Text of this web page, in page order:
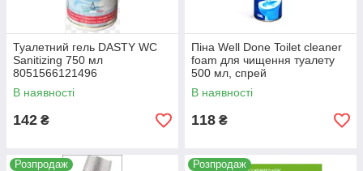
Туалетний гель DASTY WC
Sanitizing 750 мл
8051566121496
В наявності
142 ₴
Піна Well Done Toilet cleaner
foam для чищення туалету
500 мл, спрей
5998466119006
В наявності
118 ₴
Розпродаж Розпродаж